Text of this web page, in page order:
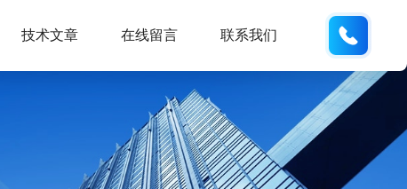
技术文章 在线留言 联系我们